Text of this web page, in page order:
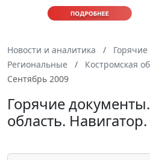
Новости и аналитика
Региональные
Костромская
Сентябрь 2009
Горячие
область.